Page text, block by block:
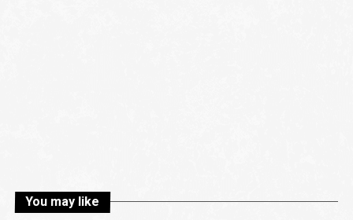
You may like